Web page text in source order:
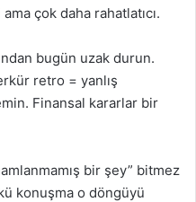
çok daha rahatlatıcı.
bugün uzak durun.
retro = yanlış
Finansal kararlar bir
bir şey” bitmez
konuşma o döngüyü